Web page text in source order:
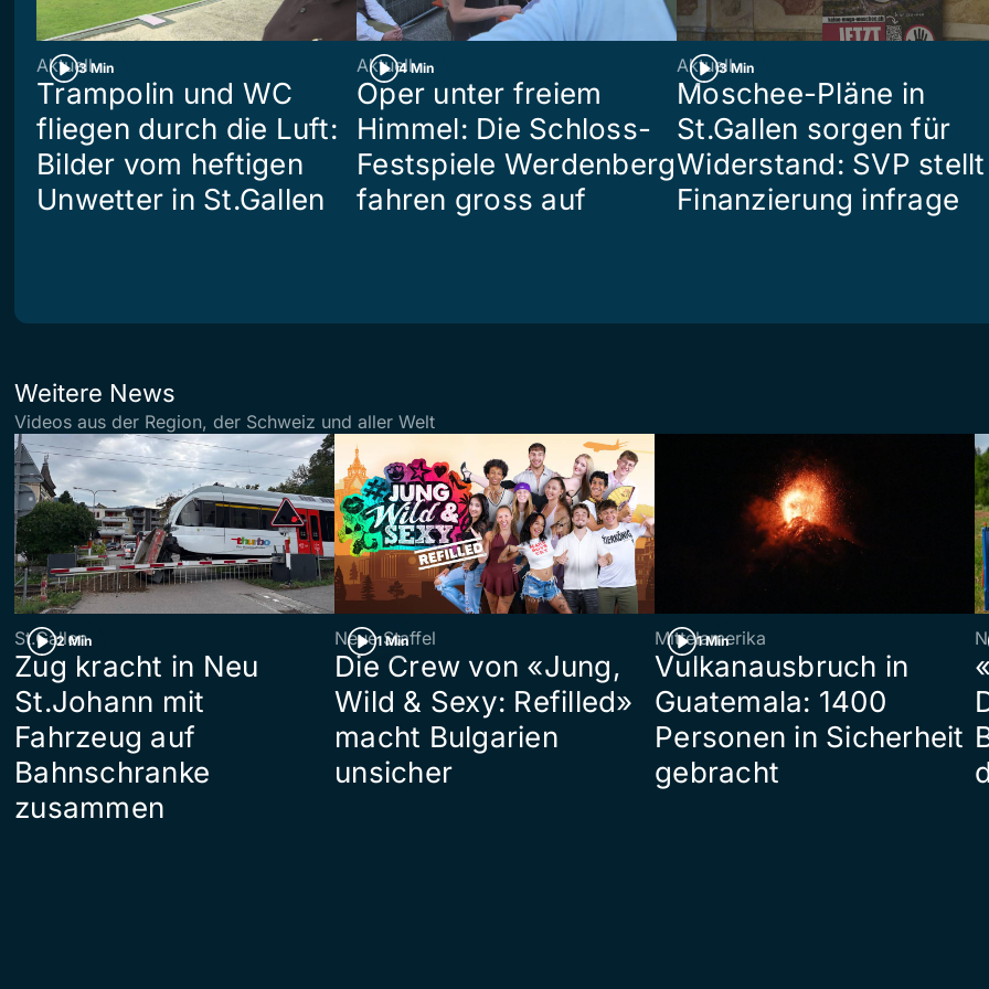
3 Min
Aktuell
Trampolin und WC
fliegen durch die Luft:
Bilder vom heftigen
Unwetter in St.Gallen
4 Min
Aktuell
Oper unter freiem
Himmel: Die Schloss-
Festspiele Werdenberg
fahren gross auf
3 Min
Aktuell
Moschee-Pläne in
St.Gallen sorgen für
Widerstand: SVP stellt
Finanzierung infrage
Weitere News
Videos aus der Region, der Schweiz und aller Welt
2 Min
St.Gallen
Zug kracht in Neu
St.Johann mit
Fahrzeug auf
Bahnschranke
zusammen
1 Min
Neue Staffel
Die Crew von «Jung,
Wild & Sexy: Refilled»
macht Bulgarien
unsicher
1 Min
Mittelamerika
Vulkanausbruch in
Guatemala: 1400
Personen in Sicherheit
gebracht